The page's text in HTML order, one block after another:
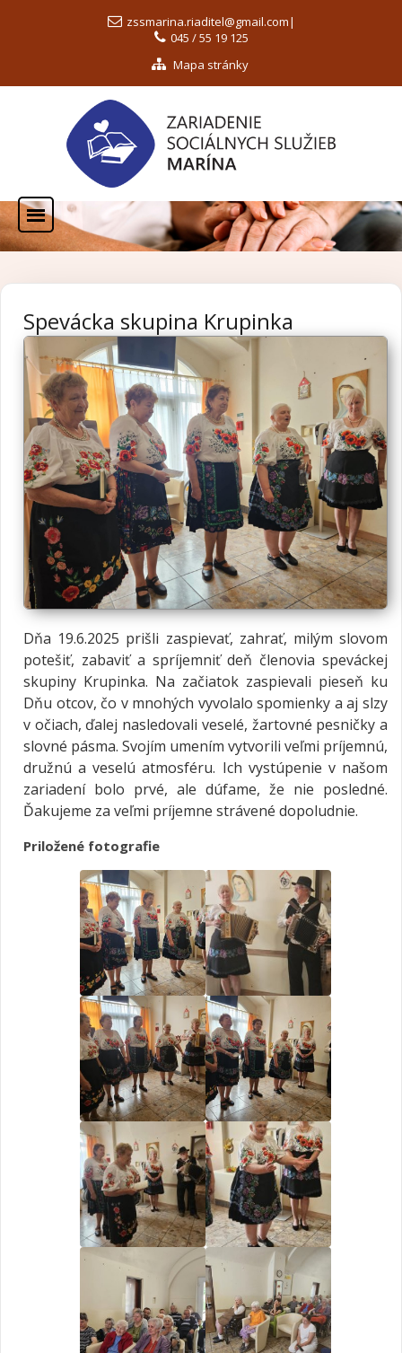
zssmarina.riaditel@gmail.com|
045 / 55 19 125
Mapa stránky
Spevácka skupina Krupinka
Dňa 19.6.2025 prišli zaspievať, zahrať, milým slovom
potešiť, zabaviť a spríjemniť deň členovia speváckej
skupiny Krupinka. Na začiatok zaspievali pieseň ku
Dňu otcov, čo v mnohých vyvolalo spomienky a aj slzy
v očiach, ďalej nasledovali veselé, žartovné pesničky a
slovné pásma. Svojím umením vytvorili veľmi príjemnú,
družnú a veselú atmosféru. Ich vystúpenie v našom
zariadení bolo prvé, ale dúfame, že nie posledné.
Ďakujeme za veľmi príjemne strávené dopoludnie.
Priložené fotografie